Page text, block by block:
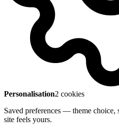
Personalisation2 cookies
Saved preferences — theme
site feels yours.